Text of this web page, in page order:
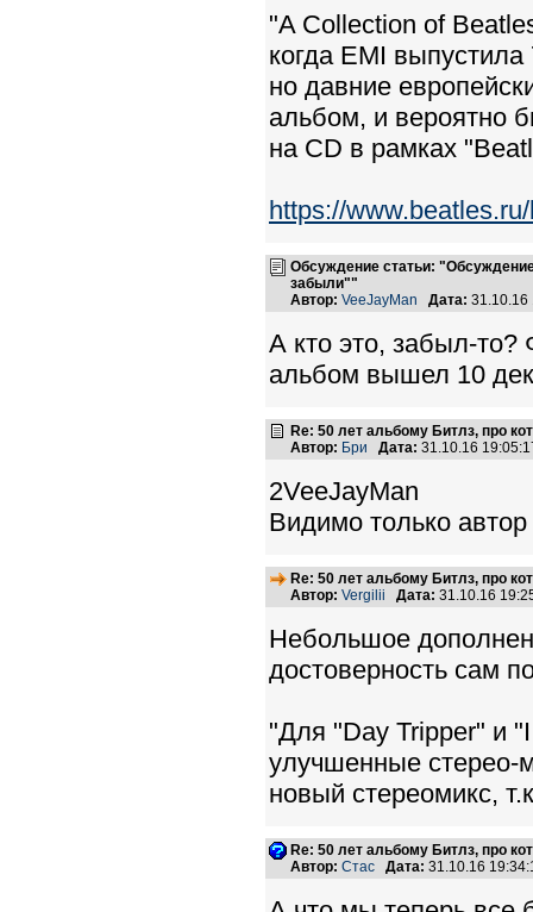
"A Collection of
когда EMI
но давние
альбом, и вероятно
на CD в рамках
https://
Обсуждение статьи:
забыли""
Автор: VeeJayMan Дата:
А кто это, забыл-
альбом вышел 10
Re: 50 лет альбому Битлз, про
Автор: Бри Дата: 31.10.16
2VeeJayMan
Видимо только
Re: 50 лет альбому Битлз, про
Автор: Vergilii Дата: 31.10.16
Небольшое
достоверность сам
"Для "Day Tripper" и
улучшенные стерео-
новый стереомикс,
Re: 50 лет альбому Битлз, про
Автор: Стас Дата: 31.10.16